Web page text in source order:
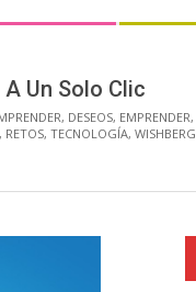
Un Solo Clic
, DESEOS, EMPRENDER,
RETOS, TECNOLOGÍA, WISHBERG